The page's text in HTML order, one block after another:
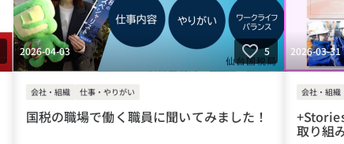
2026-04-03 5
会社・組織 仕事・やりがい
国税の職場で働く職員に聞いてみました！
2026-03-31
会社・組織
取り組